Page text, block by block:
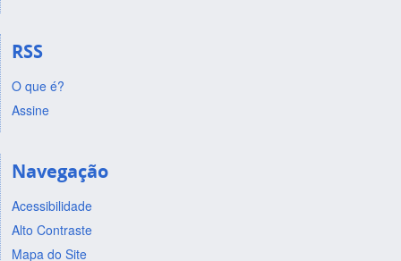
RSS
O que é?
Assine
Navegação
Acessibilidade
Alto Contraste
Mapa do Site